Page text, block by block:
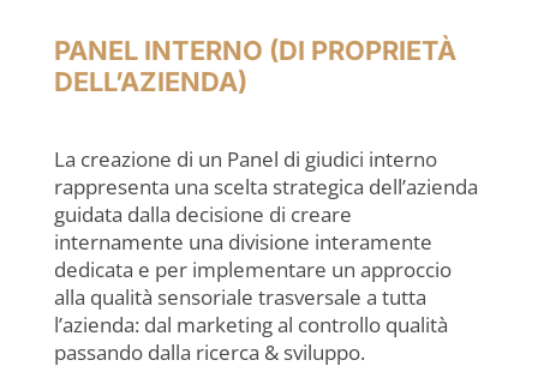
PANEL INTERNO (DI PROPRIETÀ
DELL’AZIENDA)
La creazione di un Panel di giudici interno
rappresenta una scelta strategica dell’azienda
guidata dalla decisione di creare
internamente una divisione interamente
dedicata e per implementare un approccio
alla qualità sensoriale trasversale a tutta
l’azienda: dal marketing al controllo qualità
passando dalla ricerca & sviluppo.